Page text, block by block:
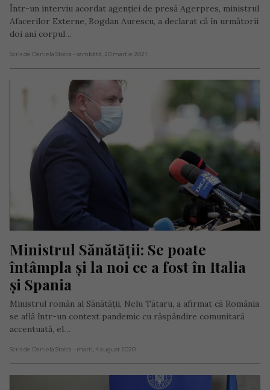
Într-un interviu acordat agenției de presă Agerpres, ministrul
Afacerilor Externe, Bogdan Aurescu, a declarat că în următorii
doi ani corpul…
Scris de Daniela Stoica - sâmbătă, 20 martie 2021
Ministrul Sănătății: Se poate
întâmpla și la noi ce a fost în Italia
și Spania
Ministrul român al Sănătăţii, Nelu Tătaru, a afirmat că România
se află într-un context pandemic cu răspândire comunitară
accentuată, el…
Scris de Daniela Stoica - marți, 4 august 2020